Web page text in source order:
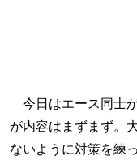
今日はエース同士
が内容はまずまず。
ないように対策を練